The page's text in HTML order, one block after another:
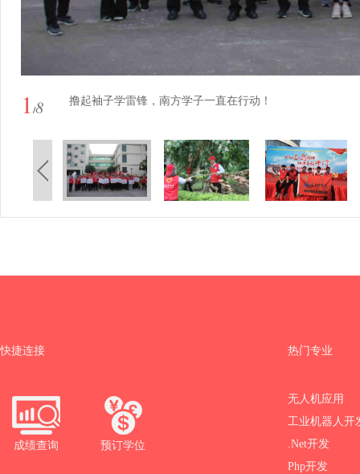
1/8 撸起袖子学雷锋，南方学子一直在行动！
快捷连接
成绩查询 预订学位
热门专业
无人机应用
工业机器人开
.Net开发
Php开发